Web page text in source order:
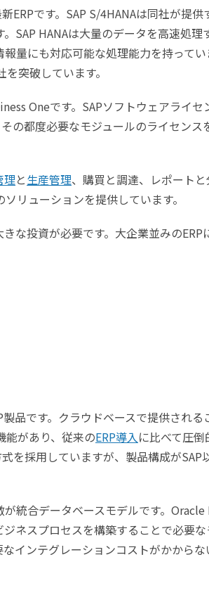
ERPです。SAP S/4HANAは同社が提供
SAP HANAは大量のデータを高速処理
量にも対応可能な処理能力を持って
突破しています。
Oneです。SAPソフトウェアライセ
の都度必要なモジュールのライセンス
理と生産管理、購買と調達、レポート
リューションを提供しています。
な投資が必要です。大企業並みのERP
品です。クラウドベースで提供される
能があり、従来のERP導入 に比べて圧倒
を採用していますが、製品構成がSAP
統合データベースモデルです。Oracle
ネスプロセスを構築することで必要
インテグレーションコストがかからな